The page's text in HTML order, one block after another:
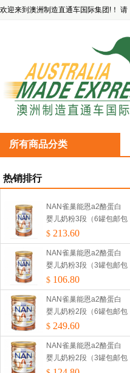
欢迎来到澳洲制造直通车国际集团!！ 请
所有商品分类
热销排行
NAN雀巢能恩a2酪蛋白
婴儿奶粉3段（6罐包邮包
税）
$ 213.60
NAN雀巢能恩a2酪蛋白
婴儿奶粉3段（3罐包邮包
税）
$ 106.80
NAN雀巢能恩a2酪蛋白
婴儿奶粉2段（6罐包邮包
税）
$ 249.60
NAN雀巢能恩a2酪蛋白
婴儿奶粉2段（3罐包邮包
税）